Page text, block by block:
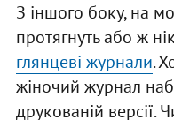
З іншого боку, на
протягнуть або ж
глянцеві журнали.
жіночий журнал
друкованій версії.